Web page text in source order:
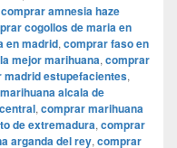
comprar amnesia haze
cogollos de maria en
en madrid, comprar faso en
mejor marihuana, comprar
madrid estupefacientes,
alcala de
, comprar marihuana
de extremadura, comprar
arganda del rey, comprar